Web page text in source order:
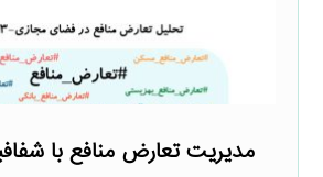
مدیریت تعارض منافع با